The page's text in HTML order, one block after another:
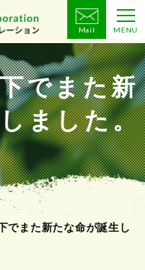
Mail MENU
でまた新
ました。
でまた新たな命が誕生し